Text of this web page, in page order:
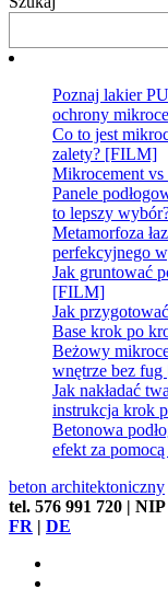
Poznaj lakier
ochrony
Co to jest
zalety? [FILM]
Mikrocement vs
Panele
to lepszy
Metamorfoza
perfekcyjnego
Jak gruntować
[FILM]
Jak
Base krok po
Beżowy
wnętrze bez
Jak nakładać
instrukcja krok
Betonowa
efekt za
beton architektoniczny
tel. 576 991 720 |
FR | DE